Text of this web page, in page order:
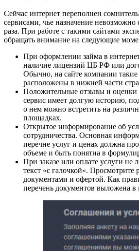
Сейчас интернет переполнен
сервисами, чье назначение невозможно
раза. При работе с такими сайтами
обращать внимание на следующие
При оформлении займа в
наличие лицензий ЦБ РФ или
Обычно, на сайте компании такие
расположены в нижней части
Положительные отзывы и оценки
сервис имеет долгую историю,
о нем можно встретить на
площадках.
Открытое информирование об
сотрудничества. Основная
перечне услуг и ценах должна
объеме и быть понятна в
При заказе или оплате услуги не
текст «с галочкой».
документами и офертой. Как
перечень документов выложена